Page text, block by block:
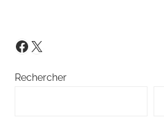
publications
Facebook
X
Rechercher